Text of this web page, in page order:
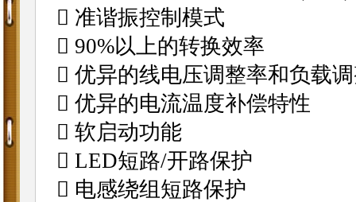
 准谐振控制模式
 90%以上的转换效率
 优异的线电压调整率和负载
 优异的电流温度补偿特性
 软启动功能
 LED短路/开路保护
 电感绕组短路保护